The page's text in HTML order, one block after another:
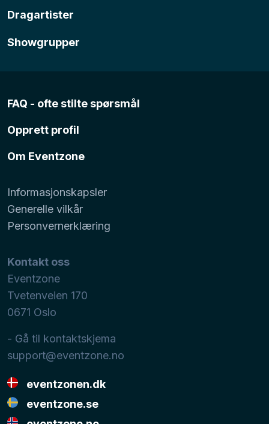
Dragartister
Showgrupper
FAQ - ofte stilte spørsmål
Opprett profil
Om Eventzone
Informasjonskapsler
Generelle vilkår
Personvernerklæring
Kontakt oss
Eventzone
Tvetenveien 170
0671 Oslo
- Gå til kontaktskjema
support@eventzone.no
eventzonen.dk
eventzone.se